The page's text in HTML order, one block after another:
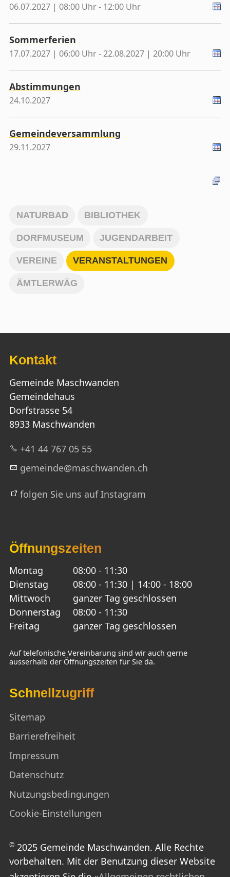
06.07.2027 | 08:00 Uhr - 12:00 Uhr
Sommerferien
17.07.2027 | 06:00 Uhr - 22.08.2027 | 20:00 Uhr
Abstimmungen
24.10.2027
Gemeindeversammlung
29.11.2027
NATURBAD BIBLIOTHEK
DORFMUSEUM JUGENDARBEIT
VEREINE VERANSTALTUNGEN
ÄMTLERWÄG
Kontakt
Gemeinde Maschwanden
Gemeindehaus
Dorfstrasse 54
8933 Maschwanden
+41 44 767 05 55
g m nd m schw nd n ch
folgen Sie uns auf Instagram
Öffnungszeiten
Montag
08:00 - 11:30
Dienstag
08:00 - 11:30 | 14:00 - 18:00
Mittwoch
ganzer Tag geschlossen
Donnerstag
08:00 - 11:30
Freitag
ganzer Tag geschlossen
Auf telefonische Vereinbarung sind wir auch gerne
ausserhalb der Öffnungszeiten für Sie da.
Schnellzugriff
Sitemap
Barrierefreiheit
Impressum
Datenschutz
Nutzungsbedingungen
Cookie-Einstellungen
© 2025 Gemeinde Maschwanden. Alle Rechte
vorbehalten. Mit der Benutzung dieser Website